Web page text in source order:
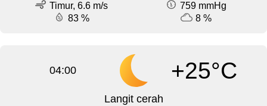
Timur, 6.6 m/s
759 mmHg
83 %
8 %
04:00 +25°C
Langit cerah